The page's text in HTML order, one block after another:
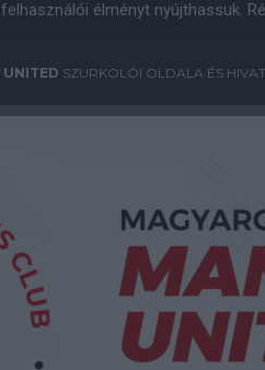
élményt nyújthassuk.
UNITED SZURKOLÓI OLDALA ÉS